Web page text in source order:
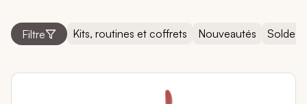
Filtre Kits, routines et coffrets Nouveautés Soldes